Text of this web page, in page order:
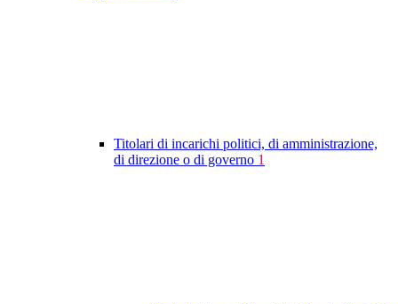
Titolari di incarichi politici, di amministrazione,
di direzione o di governo 1